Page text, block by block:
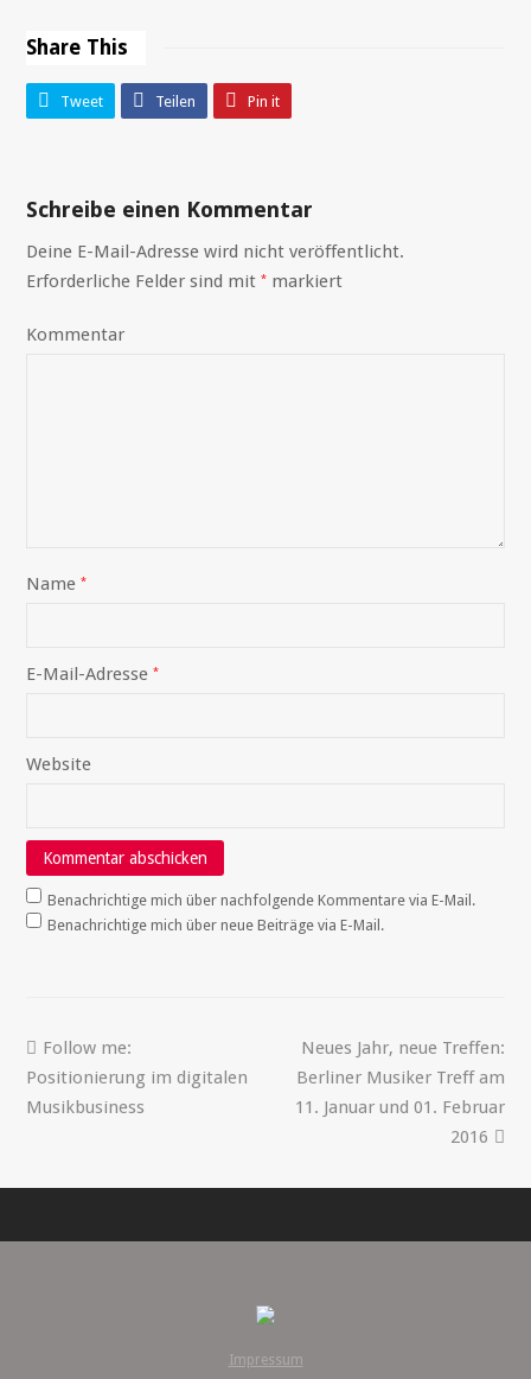
Share This
Tweet Teilen Pin it
Schreibe einen Kommentar
Deine E-Mail-Adresse wird nicht veröffentlicht.
Erforderliche Felder sind mit* markiert
Kommentar
Name*
E-Mail-Adresse*
Website
Benachrichtige mich über nachfolgende Kommentare via E-Mail.
Benachrichtige mich über neue Beiträge via E-Mail.
Follow me:
Positionierung im digitalen
Musikbusiness
Neues Jahr, neue Treffen:
Berliner Musiker Treff am
11. Januar und 01. Februar
2016
Impressum